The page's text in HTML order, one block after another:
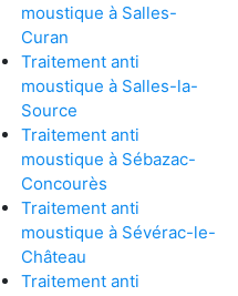
moustique à Salles-
Curan
Traitement anti
moustique à Salles-la-
Source
Traitement anti
moustique à Sébazac-
Concourès
Traitement anti
moustique à Sévérac-le-
Château
Traitement anti